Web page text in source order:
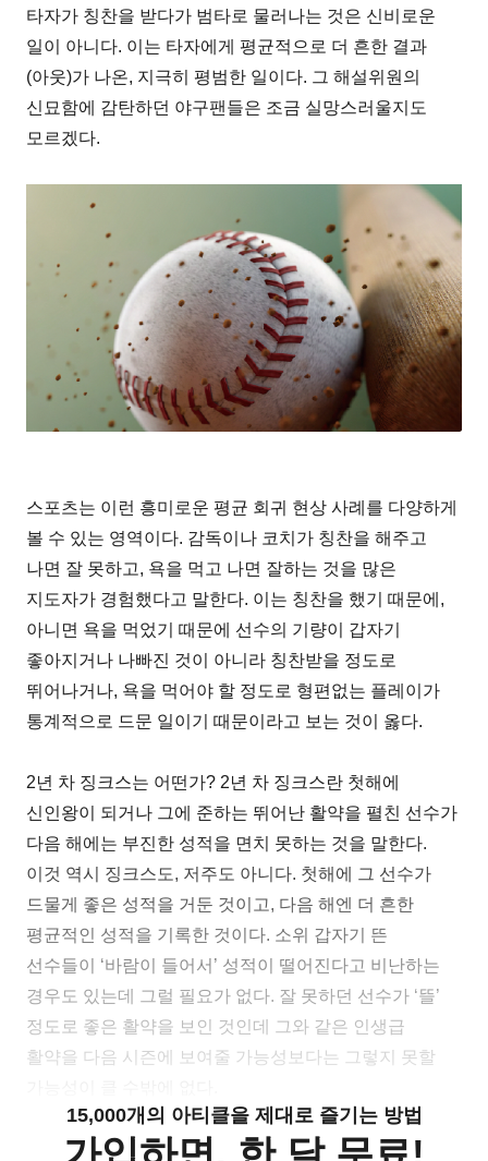
타자가 칭찬을 받다가 범타로 물러나는 것은 신비로운
일이 아니다. 이는 타자에게 평균적으로 더 흔한 결과
(아웃)가 나온, 지극히 평범한 일이다. 그 해설위원의
신묘함에 감탄하던 야구팬들은 조금 실망스러울지도
모르겠다.
스포츠는 이런 흥미로운 평균 회귀 현상 사례를 다양하게
볼 수 있는 영역이다. 감독이나 코치가 칭찬을 해주고
나면 잘 못하고, 욕을 먹고 나면 잘하는 것을 많은
지도자가 경험했다고 말한다. 이는 칭찬을 했기 때문에,
아니면 욕을 먹었기 때문에 선수의 기량이 갑자기
좋아지거나 나빠진 것이 아니라 칭찬받을 정도로
뛰어나거나, 욕을 먹어야 할 정도로 형편없는 플레이가
통계적으로 드문 일이기 때문이라고 보는 것이 옳다.
2년 차 징크스는 어떤가? 2년 차 징크스란 첫해에
신인왕이 되거나 그에 준하는 뛰어난 활약을 펼친 선수가
다음 해에는 부진한 성적을 면치 못하는 것을 말한다.
이것 역시 징크스도, 저주도 아니다. 첫해에 그 선수가
드물게 좋은 성적을 거둔 것이고, 다음 해엔 더 흔한
평균적인 성적을 기록한 것이다. 소위 갑자기 뜬
선수들이 ‘바람이 들어서’ 성적이 떨어진다고 비난하는
경우도 있는데 그럴 필요가 없다. 잘 못하던 선수가 ‘뜰’
정도로 좋은 활약을 보인 것인데 그와 같은 인생급
활약을 다음 시즌에 보여줄 가능성보다는 그렇지 못할
15,000개의 아티클을 제대로 즐기는 방법